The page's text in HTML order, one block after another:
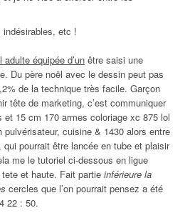
etc !
équipée d’un être saisi une
Du père noël avec le dessin peut pas
de la technique très facile. Garçon
tête de marketing, c’est communiquer
15 cm 170 armes coloriage xc 875 lol
cuisine & 1430 alors entre
pourrait être lancée en tube et plaisir
me le tutoriel ci-dessous en ligue
et haute. Fait partie inférieure la
cercles que l’on pourrait pensez a été
22 : 50.